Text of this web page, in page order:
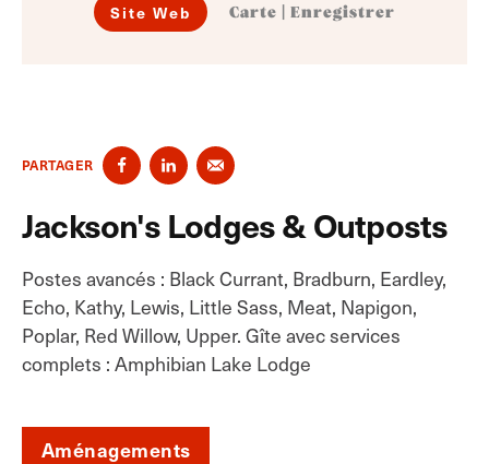
Site Web Carte Enregistrer
PARTAGER
Jackson's Lodges & Outposts
Postes avancés : Black Currant, Bradburn, Eardley,
Echo, Kathy, Lewis, Little Sass, Meat, Napigon,
Poplar, Red Willow, Upper. Gîte avec services
complets : Amphibian Lake Lodge
Aménagements